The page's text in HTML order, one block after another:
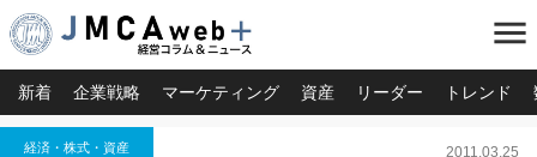
menu
新着 企業戦略 マーケティング 資産 リーダー トレンド
経済・株式・資産 2011.03.25